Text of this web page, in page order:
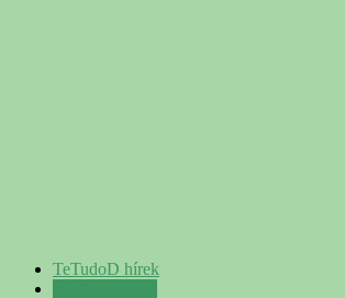
TeTudoD hírek